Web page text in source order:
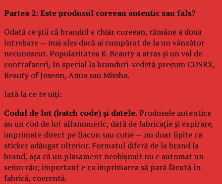
Partea 2: Este produsul coreean autentic sau fals?
Odată ce știi că brandul e chiar coreean, rămâne a doua
întrebare — mai ales dacă ai cumpărat de la un vânzător
necunoscut. Popularitatea K-Beauty a atras și un val de
contrafaceri, în special la branduri-vedetă precum COSRX,
Beauty of Joseon, Anua sau Missha.
Iată la ce te uiți:
Codul de lot (batch code) și datele.Produsele autentice
au un cod de lot alfanumeric, dată de fabricație și expirare,
imprimate direct pe flacon sau cutie — nu doar lipite ca
sticker adăugat ulterior. Formatul diferă de la brand la
brand, așa că un plasament neobișnuit nu e automat un
semn rău; important e ca imprimarea să pară făcută în
fabrică, coerentă.